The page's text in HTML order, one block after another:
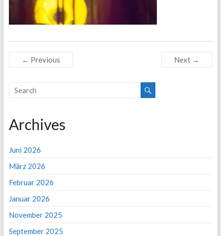
← Previous Next →
Archives
Juni 2026
März 2026
Februar 2026
Januar 2026
November 2025
September 2025